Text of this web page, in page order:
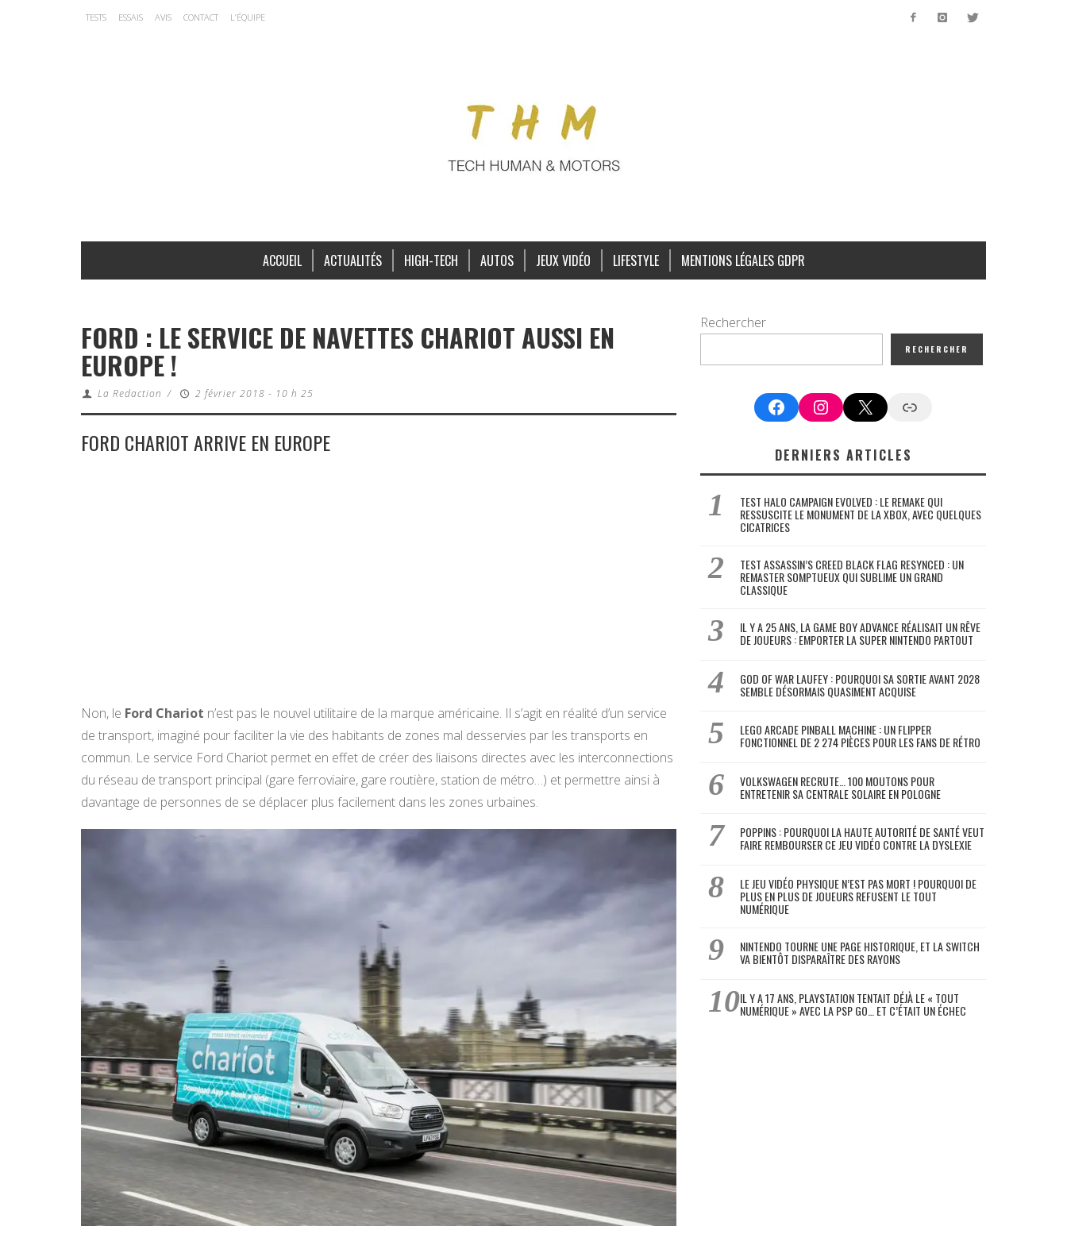
TESTS ESSAIS AVIS CONTACT L’ÉQUIPE
ACCUEIL ACTUALITÉS HIGH-TECH AUTOS JEUX VIDÉO LIFESTYLE MENTIONS LÉGALES GDPR
FORD : LE SERVICE DE NAVETTES CHARIOT AUSSI EN
EUROPE !
La Redaction / 2 février 2018 - 10 h 25
FORD CHARIOT ARRIVE EN EUROPE
Non, le Ford Chariot n’est pas le nouvel utilitaire de la marque américaine. Il s’agit en réalité d’un service
de transport, imaginé pour faciliter la vie des habitants de zones mal desservies par les transports en
commun. Le service Ford Chariot permet en effet de créer des liaisons directes avec les interconnections
du réseau de transport principal (gare ferroviaire, gare routière, station de métro…) et permettre ainsi à
davantage de personnes de se déplacer plus facilement dans les zones urbaines.
Rechercher
RECHERCHER
FacebookInstagram
X Google News
DERNIERS ARTICLES
TEST HALO CAMPAIGN EVOLVED : LE REMAKE QUI
RESSUSCITE LE MONUMENT DE LA XBOX, AVEC QUELQUES
CICATRICES
TEST ASSASSIN’S CREED BLACK FLAG RESYNCED : UN
REMASTER SOMPTUEUX QUI SUBLIME UN GRAND
CLASSIQUE
IL Y A 25 ANS, LA GAME BOY ADVANCE RÉALISAIT UN RÊVE
DE JOUEURS : EMPORTER LA SUPER NINTENDO PARTOUT
GOD OF WAR LAUFEY : POURQUOI SA SORTIE AVANT 2028
SEMBLE DÉSORMAIS QUASIMENT ACQUISE
LEGO ARCADE PINBALL MACHINE : UN FLIPPER
FONCTIONNEL DE 2 274 PIÈCES POUR LES FANS DE RÉTRO
VOLKSWAGEN RECRUTE… 100 MOUTONS POUR
ENTRETENIR SA CENTRALE SOLAIRE EN POLOGNE
POPPINS : POURQUOI LA HAUTE AUTORITÉ DE SANTÉ VEUT
FAIRE REMBOURSER CE JEU VIDÉO CONTRE LA DYSLEXIE
LE JEU VIDÉO PHYSIQUE N’EST PAS MORT ! POURQUOI DE
PLUS EN PLUS DE JOUEURS REFUSENT LE TOUT
NUMÉRIQUE
NINTENDO TOURNE UNE PAGE HISTORIQUE, ET LA SWITCH
VA BIENTÔT DISPARAÎTRE DES RAYONS
IL Y A 17 ANS, PLAYSTATION TENTAIT DÉJÀ LE « TOUT
NUMÉRIQUE » AVEC LA PSP GO… ET C’ÉTAIT UN ÉCHEC